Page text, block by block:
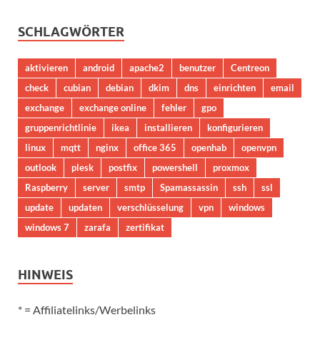
SCHLAGWÖRTER
aktivieren android apache2 benutzer
Centreon
check
cubian debian dkim dns einrichten
email
exchange
exchange online fehler
gpo
gruppenrichtlinie
ikea installieren
konfigurieren
linux
mqtt nginx office 365 openhab
openvpn
outlook
plesk postfix powershell
proxmox
Raspberry
server smtp Spamassassin ssh
ssl
update
updaten verschlüsselung vpn
windows
windows 7
zarafa zertifikat
HINWEIS
* = Affiliatelinks/Werbelinks